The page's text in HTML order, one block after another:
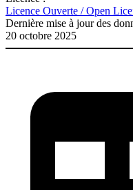
Licence Ouverte / Open
Dernière mise à jour des
20 octobre 2025